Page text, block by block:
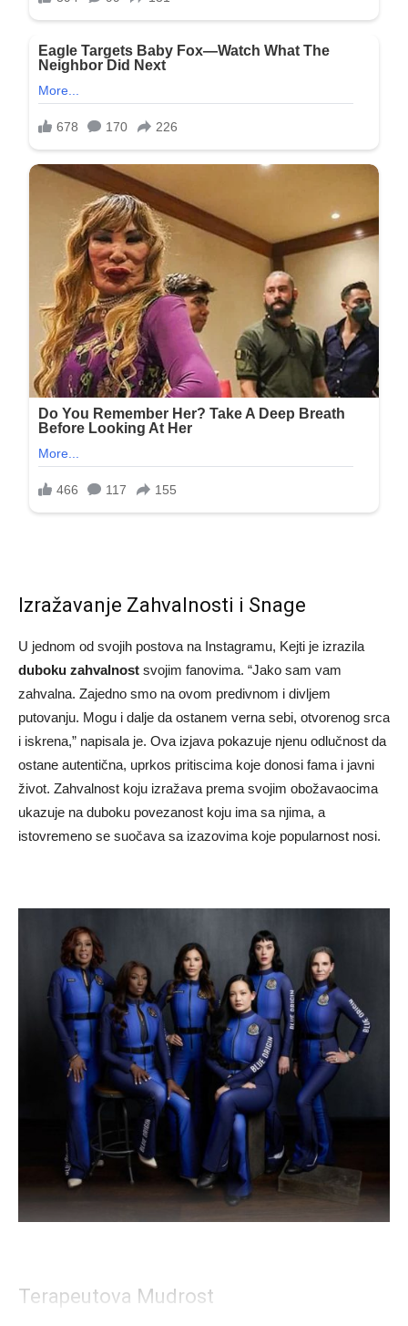
Izražavanje Zahvalnosti i Snage
U jednom od svojih postova na Instagramu, Kejti je izrazila
duboku zahvalnost svojim fanovima. “Jako sam vam
zahvalna. Zajedno smo na ovom predivnom i divljem
putovanju. Mogu i dalje da ostanem verna sebi, otvorenog srca
i iskrena,” napisala je. Ova izjava pokazuje njenu odlučnost da
ostane autentična, uprkos pritiscima koje donosi fama i javni
život. Zahvalnost koju izražava prema svojim obožavaocima
ukazuje na duboku povezanost koju ima sa njima, a
istovremeno se suočava sa izazovima koje popularnost nosi.
Terapeutova Mudrost